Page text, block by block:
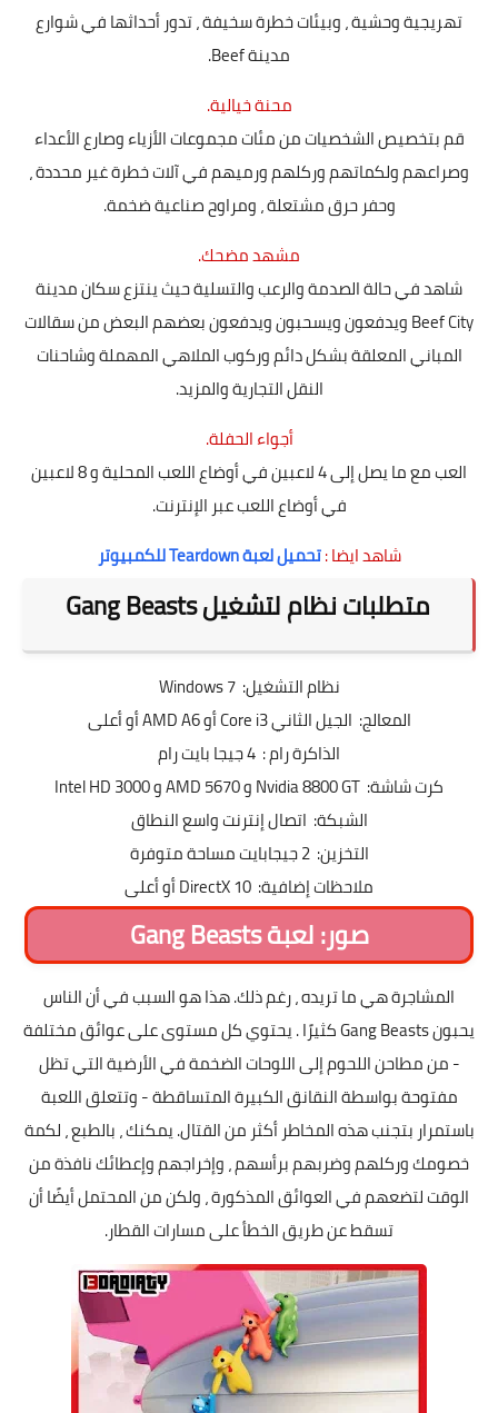
تهريجية وحشية ، وبيئات خطرة سخيفة ، تدور أحداثها في شوارع
مدينة Beef.
محنة خيالية.
قم بتخصيص الشخصيات من مئات مجموعات الأزياء وصارع الأعداء
وصراعهم ولكماتهم وركلهم ورميهم في آلات خطرة غير محددة ،
وحفر حرق مشتعلة ، ومراوح صناعية ضخمة.
مشهد مضحك.
شاهد في حالة الصدمة والرعب والتسلية حيث ينتزع سكان مدينة
Beef City ويدفعون ويسحبون ويدفعون بعضهم البعض من سقالات
المباني المعلقة بشكل دائم وركوب الملاهي المهملة وشاحنات
النقل التجارية والمزيد.
أجواء الحفلة.
العب مع ما يصل إلى 4 لاعبين في أوضاع اللعب المحلية و 8 لاعبين
في أوضاع اللعب عبر الإنترنت.
شاهد ايضا :تحميل لعبة Teardown للكمبيوتر
متطلبات نظام لتشغيل Gang Beasts
نظام التشغيل: Windows 7
المعالج: الجيل الثاني Core i3 أو AMD A6 أو أعلى
الذاكرة رام : 4 جيجا بايت رام
كرت شاشة: Nvidia 8800 GT و AMD 5670 و Intel HD 3000
الشبكة: اتصال إنترنت واسع النطاق
التخزين: 2 جيجابايت مساحة متوفرة
ملاحظات إضافية: DirectX 10 أو أعلى
صور: لعبة Gang Beasts
المشاجرة هي ما تريده ، رغم ذلك. هذا هو السبب في أن الناس
يحبون Gang Beasts كثيرًا . يحتوي كل مستوى على عوائق مختلفة
- من مطاحن اللحوم إلى اللوحات الضخمة في الأرضية التي تظل
مفتوحة بواسطة النقانق الكبيرة المتساقطة - وتتعلق اللعبة
باستمرار بتجنب هذه المخاطر أكثر من القتال. يمكنك ، بالطبع ، لكمة
خصومك وركلهم وضربهم برأسهم ، وإخراجهم وإعطائك نافذة من
الوقت لتضعهم في العوائق المذكورة ، ولكن من المحتمل أيضًا أن
تسقط عن طريق الخطأ على مسارات القطار.